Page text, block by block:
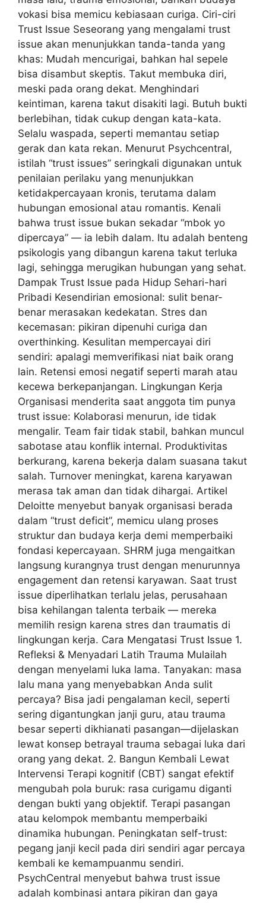
vokasi bisa memicu kebiasaan curiga. Ciri-ciri
Trust Issue Seseorang yang mengalami trust
issue akan menunjukkan tanda-tanda yang
khas: Mudah mencurigai, bahkan hal sepele
bisa disambut skeptis. Takut membuka diri,
meski pada orang dekat. Menghindari
keintiman, karena takut disakiti lagi. Butuh bukti
berlebihan, tidak cukup dengan kata-kata.
Selalu waspada, seperti memantau setiap
gerak dan kata rekan. Menurut Psychcentral,
istilah “trust issues” seringkali digunakan untuk
penilaian perilaku yang menunjukkan
ketidakpercayaan kronis, terutama dalam
hubungan emosional atau romantis. Kenali
bahwa trust issue bukan sekadar “mbok yo
dipercaya” — ia lebih dalam. Itu adalah benteng
psikologis yang dibangun karena takut terluka
lagi, sehingga merugikan hubungan yang sehat.
Dampak Trust Issue pada Hidup Sehari-hari
Pribadi Kesendirian emosional: sulit benar-
benar merasakan kedekatan. Stres dan
kecemasan: pikiran dipenuhi curiga dan
overthinking. Kesulitan mempercayai diri
sendiri: apalagi memverifikasi niat baik orang
lain. Retensi emosi negatif seperti marah atau
kecewa berkepanjangan. Lingkungan Kerja
Organisasi menderita saat anggota tim punya
trust issue: Kolaborasi menurun, ide tidak
mengalir. Team fair tidak stabil, bahkan muncul
sabotase atau konflik internal. Produktivitas
berkurang, karena bekerja dalam suasana takut
salah. Turnover meningkat, karena karyawan
merasa tak aman dan tidak dihargai. Artikel
Deloitte menyebut banyak organisasi berada
dalam “trust deficit”, memicu ulang proses
struktur dan budaya kerja demi memperbaiki
fondasi kepercayaan. SHRM juga mengaitkan
langsung kurangnya trust dengan menurunnya
engagement dan retensi karyawan. Saat trust
issue diperlihatkan terlalu jelas, perusahaan
bisa kehilangan talenta terbaik — mereka
memilih resign karena stres dan traumatis di
lingkungan kerja. Cara Mengatasi Trust Issue 1.
Refleksi & Menyadari Latih Trauma Mulailah
dengan menyelami luka lama. Tanyakan: masa
lalu mana yang menyebabkan Anda sulit
percaya? Bisa jadi pengalaman kecil, seperti
sering digantungkan janji guru, atau trauma
besar seperti dikhianati pasangan—dijelaskan
lewat konsep betrayal trauma sebagai luka dari
orang yang dekat. 2. Bangun Kembali Lewat
Intervensi Terapi kognitif (CBT) sangat efektif
mengubah pola buruk: rasa curigamu diganti
dengan bukti yang objektif. Terapi pasangan
atau kelompok membantu memperbaiki
dinamika hubungan. Peningkatan self-trust:
pegang janji kecil pada diri sendiri agar percaya
kembali ke kemampuanmu sendiri.
PsychCentral menyebut bahwa trust issue
adalah kombinasi antara pikiran dan gaya